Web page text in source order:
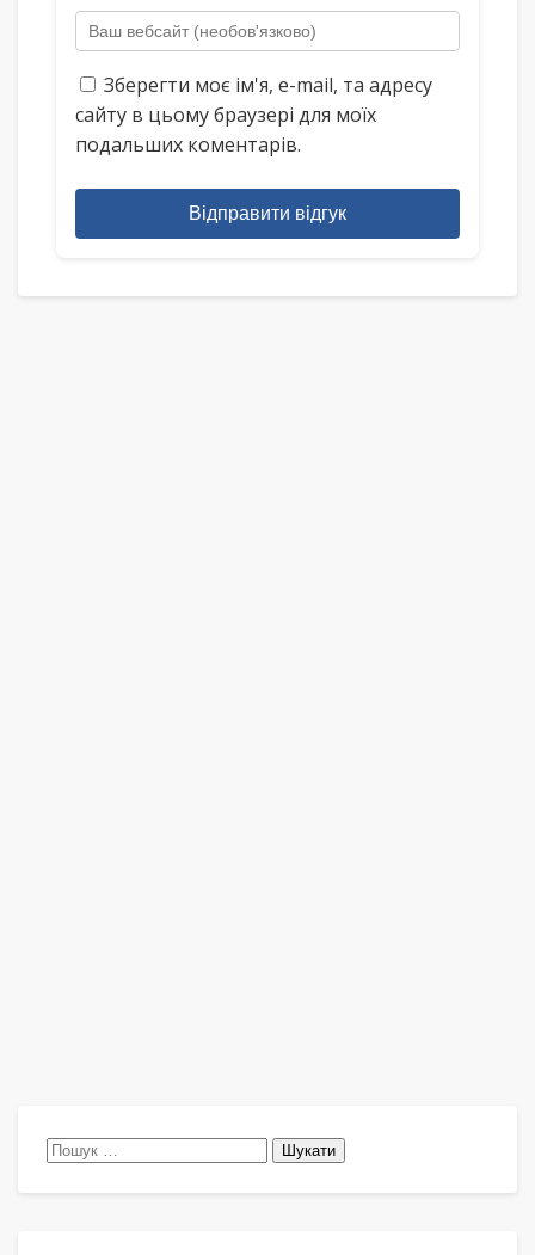
Зберегти моє ім'я, e-mail, та адресу
сайту в цьому браузері для моїх
подальших коментарів.
Відправити відгук
Пошук: